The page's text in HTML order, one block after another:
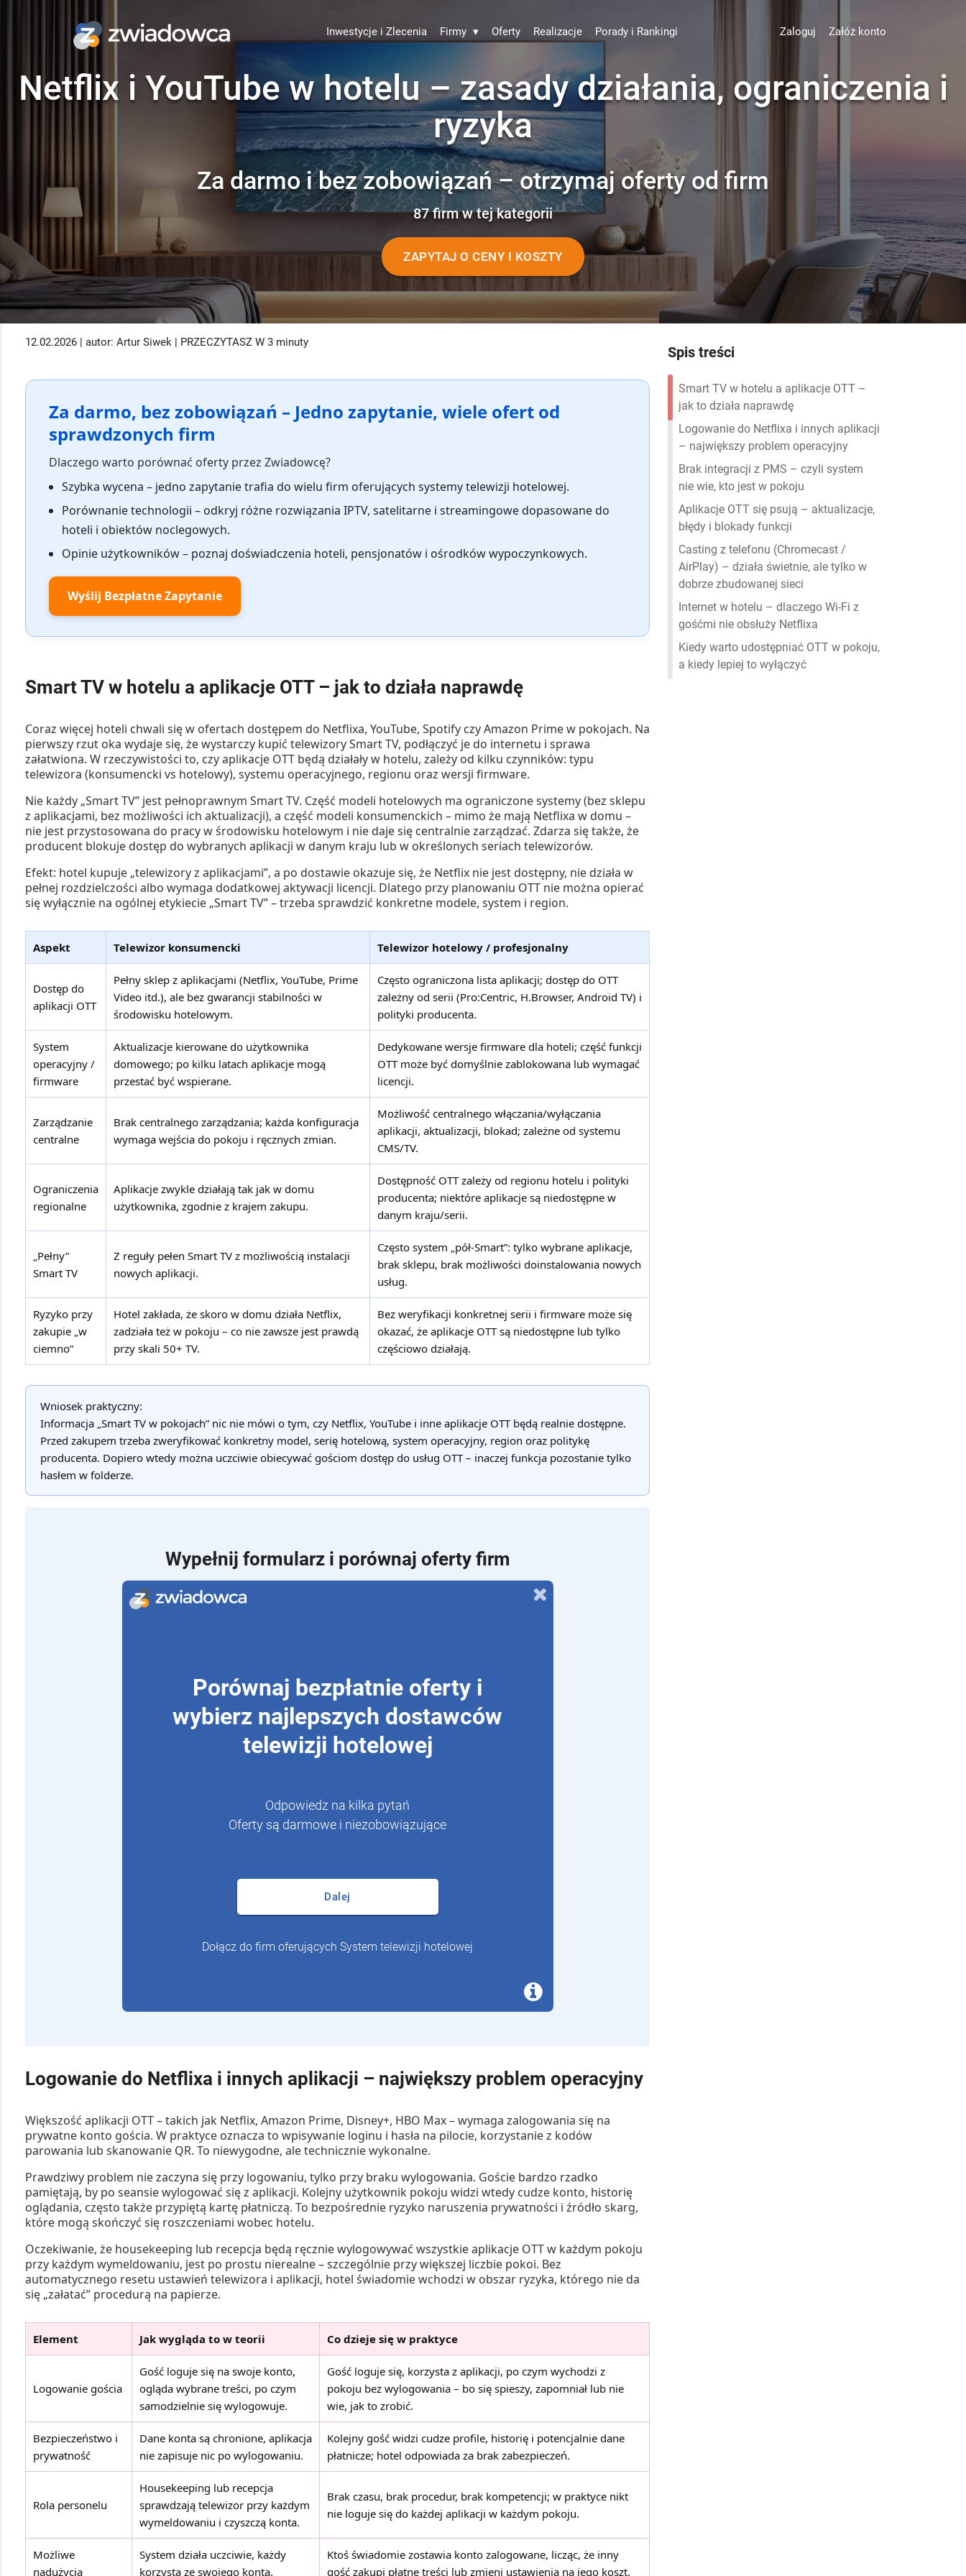
Inwestycje i Zlecenia Firmy ▾ Oferty Realizacje Porady i Rankingi Zaloguj Załóż konto
Netflix i YouTube w hotelu – zasady działania, ograniczenia i
ryzyka
Za darmo i bez zobowiązań – otrzymaj oferty od firm
87 firm w tej kategorii
ZAPYTAJ O CENY I KOSZTY
12.02.2026 | autor: Artur Siwek | PRZECZYTASZ W 3 minuty
Za darmo, bez zobowiązań – Jedno zapytanie, wiele ofert od
sprawdzonych firm
Dlaczego warto porównać oferty przez Zwiadowcę?
Szybka wycena – jedno zapytanie trafia do wielu firm oferujących systemy telewizji hotelowej.
Porównanie technologii – odkryj różne rozwiązania IPTV, satelitarne i streamingowe dopasowane do
hoteli i obiektów noclegowych.
Opinie użytkowników– poznaj doświadczenia hoteli, pensjonatów i ośrodków wypoczynkowych.
Wyślij Bezpłatne Zapytanie
Smart TV w hotelu a aplikacje OTT – jak to działa naprawdę
Coraz więcej hoteli chwali się w ofertach dostępem do Netflixa, YouTube, Spotify czy Amazon Prime w pokojach. Na
pierwszy rzut oka wydaje się, że wystarczy kupić telewizory Smart TV, podłączyć je do internetu i sprawa
załatwiona. W rzeczywistości to, czy aplikacje OTT będą działały w hotelu, zależy od kilku czynników: typu
telewizora (konsumencki vs hotelowy), systemu operacyjnego, regionu oraz wersji firmware.
Nie każdy „Smart TV” jest pełnoprawnym Smart TV. Część modeli hotelowych ma ograniczone systemy (bez sklepu
z aplikacjami, bez możliwości ich aktualizacji), a część modeli konsumenckich – mimo że mają Netflixa w domu –
nie jest przystosowana do pracy w środowisku hotelowym i nie daje się centralnie zarządzać. Zdarza się także, że
producent blokuje dostęp do wybranych aplikacji w danym kraju lub w określonych seriach telewizorów.
Efekt: hotel kupuje „telewizory z aplikacjami”, a po dostawie okazuje się, że Netflix nie jest dostępny, nie działa w
pełnej rozdzielczości albo wymaga dodatkowej aktywacji licencji. Dlatego przy planowaniu OTT nie można opierać
się wyłącznie na ogólnej etykiecie „Smart TV” – trzeba sprawdzić konkretne modele, system i region.
Aspekt Telewizor konsumencki Telewizor hotelowy / profesjonalny
Dostęp do
aplikacji OTT
Pełny sklep z aplikacjami (Netflix, YouTube, Prime
Video itd.), ale bez gwarancji stabilności w
środowisku hotelowym.
Często ograniczona lista aplikacji; dostęp do OTT
zależny od serii (Pro:Centric, H.Browser, Android TV) i
polityki producenta.
System
operacyjny /
firmware
Aktualizacje kierowane do użytkownika
domowego; po kilku latach aplikacje mogą
przestać być wspierane.
Dedykowane wersje firmware dla hoteli; część funkcji
OTT może być domyślnie zablokowana lub wymagać
licencji.
Zarządzanie
centralne
Brak centralnego zarządzania; każda konfiguracja
wymaga wejścia do pokoju i ręcznych zmian.
Możliwość centralnego włączania/wyłączania
aplikacji, aktualizacji, blokad; zależne od systemu
CMS/TV.
Ograniczenia
regionalne
Aplikacje zwykle działają tak jak w domu
użytkownika, zgodnie z krajem zakupu.
Dostępność OTT zależy od regionu hotelu i polityki
producenta; niektóre aplikacje są niedostępne w
danym kraju/serii.
„Pełny”
Smart TV
Z reguły pełen Smart TV z możliwością instalacji
nowych aplikacji.
Często system „pół-Smart”: tylko wybrane aplikacje,
brak sklepu, brak możliwości doinstalowania nowych
usług.
Ryzyko przy
zakupie „w
ciemno”
Hotel zakłada, że skoro w domu działa Netflix,
zadziała też w pokoju – co nie zawsze jest prawdą
przy skali 50+ TV.
Bez weryfikacji konkretnej serii i firmware może się
okazać, że aplikacje OTT są niedostępne lub tylko
częściowo działają.
Wniosek praktyczny:
Informacja „Smart TV w pokojach” nic nie mówi o tym, czy Netflix, YouTube i inne aplikacje OTT będą realnie dostępne.
Przed zakupem trzeba zweryfikować konkretny model, serię hotelową, system operacyjny, region oraz politykę
producenta. Dopiero wtedy można uczciwie obiecywać gościom dostęp do usług OTT – inaczej funkcja pozostanie tylko
hasłem w folderze.
Wypełnij formularz i porównaj oferty firm
Porównaj bezpłatnie oferty i
wybierz najlepszych dostawców
telewizji hotelowej
Odpowiedz na kilka pytań
Oferty są darmowe i niezobowiązujące
Dalej
Dołącz do firm oferujących System telewizji hotelowej
Logowanie do Netflixa i innych aplikacji – największy problem operacyjny
Większość aplikacji OTT – takich jak Netflix, Amazon Prime, Disney+, HBO Max – wymaga zalogowania się na
prywatne konto gościa. W praktyce oznacza to wpisywanie loginu i hasła na pilocie, korzystanie z kodów
parowania lub skanowanie QR. To niewygodne, ale technicznie wykonalne.
Prawdziwy problem nie zaczyna się przy logowaniu, tylko przy braku wylogowania. Goście bardzo rzadko
pamiętają, by po seansie wylogować się z aplikacji. Kolejny użytkownik pokoju widzi wtedy cudze konto, historię
oglądania, często także przypiętą kartę płatniczą. To bezpośrednie ryzyko naruszenia prywatności i źródło skarg,
które mogą skończyć się roszczeniami wobec hotelu.
Oczekiwanie, że housekeeping lub recepcja będą ręcznie wylogowywać wszystkie aplikacje OTT w każdym pokoju
przy każdym wymeldowaniu, jest po prostu nierealne – szczególnie przy większej liczbie pokoi. Bez
automatycznego resetu ustawień telewizora i aplikacji, hotel świadomie wchodzi w obszar ryzyka, którego nie da
się „załatać” procedurą na papierze.
Element Jak wygląda to w teorii Co dzieje się w praktyce
Logowanie gościa
Gość loguje się na swoje konto,
ogląda wybrane treści, po czym
samodzielnie się wylogowuje.
Gość loguje się, korzysta z aplikacji, po czym wychodzi z
pokoju bez wylogowania – bo się spieszy, zapomniał lub nie
wie, jak to zrobić.
Bezpieczeństwo i
prywatność
Dane konta są chronione, aplikacja
nie zapisuje nic po wylogowaniu.
Kolejny gość widzi cudze profile, historię i potencjalnie dane
płatnicze; hotel odpowiada za brak zabezpieczeń.
Rola personelu
Housekeeping lub recepcja
sprawdzają telewizor przy każdym
wymeldowaniu i czyszczą konta.
Brak czasu, brak procedur, brak kompetencji; w praktyce nikt
nie loguje się do każdej aplikacji w każdym pokoju.
Możliwe
nadużycia
System działa uczciwie, każdy
korzysta ze swojego konta.
Ktoś świadomie zostawia konto zalogowane, licząc, że inny
gość zakupi płatne treści lub zmieni ustawienia na jego koszt.
Spis treści
Smart TV w hotelu a aplikacje OTT –
jak to działa naprawdę
Logowanie do Netflixa i innych aplikacji
– największy problem operacyjny
Brak integracji z PMS – czyli system
nie wie, kto jest w pokoju
Aplikacje OTT się psują – aktualizacje,
błędy i blokady funkcji
Casting z telefonu (Chromecast /
AirPlay) – działa świetnie, ale tylko w
dobrze zbudowanej sieci
Internet w hotelu – dlaczego Wi-Fi z
gośćmi nie obsłuży Netflixa
Kiedy warto udostępniać OTT w pokoju,
a kiedy lepiej to wyłączyć